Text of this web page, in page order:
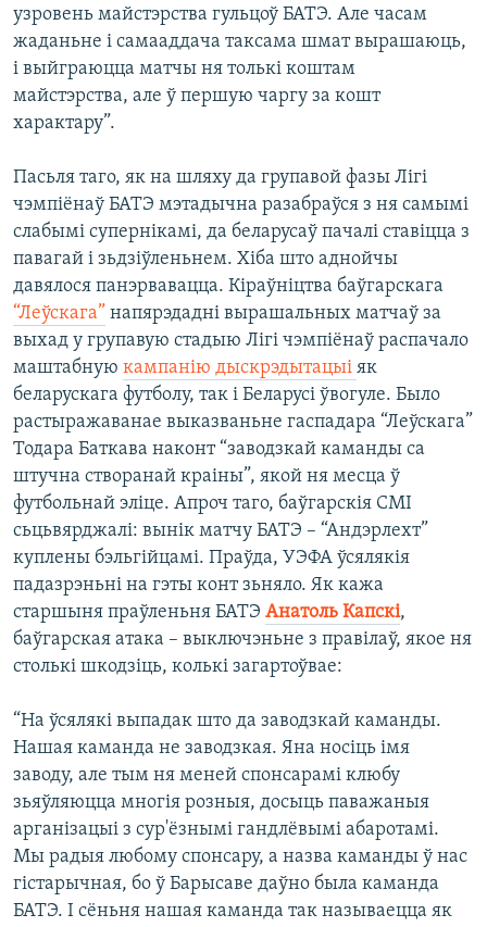
узровень майстэрства гульцоў БАТЭ. Але часам
жаданьне і самааддача таксама шмат вырашаюць,
і выйграюцца матчы ня толькі коштам
майстэрства, але ў першую чаргу за кошт
характару”.
Пасьля таго, як на шляху да групавой фазы Лігі
чэмпіёнаў БАТЭ мэтадычна разабраўся з ня самымі
слабымі супернікамі, да беларусаў пачалі ставіцца з
павагай і зьдзіўленьнем. Хіба што аднойчы
давялося панэрвавацца. Кіраўніцтва баўгарскага
“Леўскага” напярэдадні вырашальных матчаў за
выхад у групавую стадыю Лігі чэмпіёнаў распачало
маштабную кампанію дыскрэдытацыі як
беларускага футболу, так і Беларусі ўвогуле. Было
растыражаванае выказваньне гаспадара “Леўскага”
Тодара Баткава наконт “заводзкай каманды са
штучна створанай краіны”, якой ня месца ў
футбольнай эліце. Апроч таго, баўгарскія СМІ
сьцьвярджалі: вынік матчу БАТЭ – “Андэрлехт”
куплены бэльгійцамі. Праўда, УЭФА ўсялякія
падазрэньні на гэты конт зьняло. Як кажа
старшыня праўленьня БАТЭ Анатоль Капскі,
баўгарская атака – выключэньне з правілаў, якое ня
столькі шкодзіць, колькі загартоўвае:
“На ўсялякі выпадак што да заводзкай каманды.
Нашая каманда не заводзкая. Яна носіць імя
заводу, але тым ня меней спонсарамі клюбу
зьяўляюцца многія розныя, досыць паважаныя
арганізацыі з сур'ёзнымі гандлёвымі абаротамі.
Мы радыя любому спонсару, а назва каманды ў нас
гістарычная, бо ў Барысаве даўно была каманда
БАТЭ. І сёньня нашая каманда так называецца як